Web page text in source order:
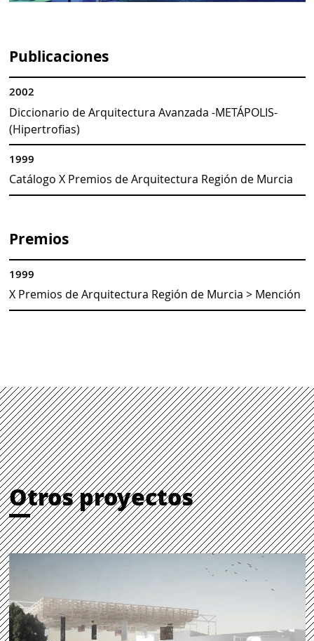
Publicaciones
2002
Diccionario de Arquitectura Avanzada -METÁPOLIS-
(Hipertrofias)
1999
Catálogo X Premios de Arquitectura Región de Murcia
Premios
1999
X Premios de Arquitectura Región de Murcia > Mención
Otros proyectos